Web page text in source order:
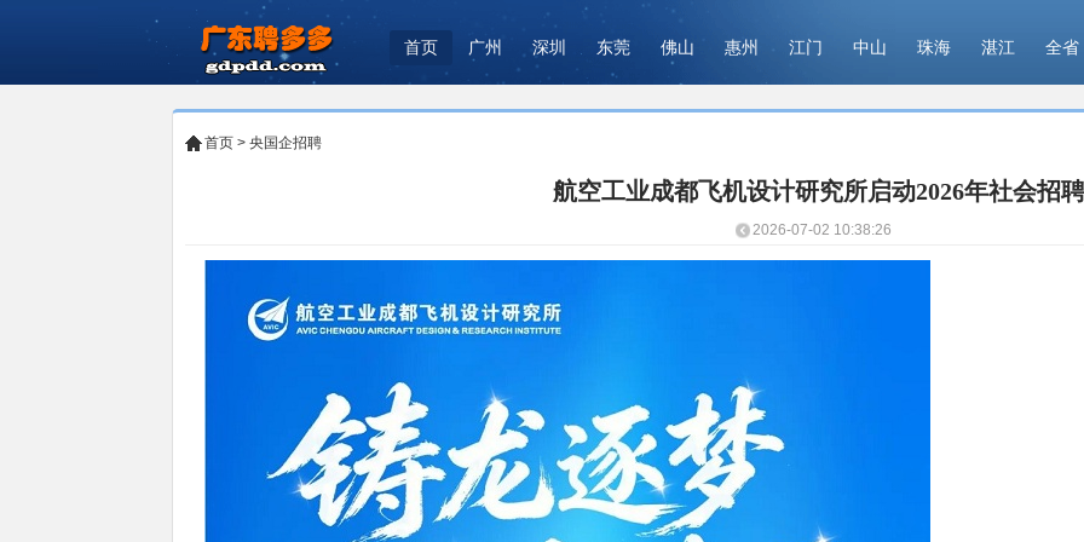
首页 广州 深圳 东莞 佛山 惠州 江门 中山 珠海 湛江 全省
首页 > 央国企招聘
航空工业成都飞机设计研究所启动2026年社会招聘
2026-07-02 10:38:26